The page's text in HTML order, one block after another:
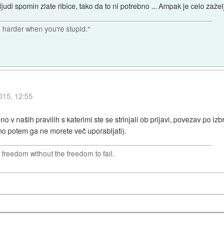
spomin zlate ribice, tako da to ni potrebno ... Ampak je celo
when you're stupid."
12:55
v naših pravilih s katerimi ste se strinjali ob prijavi, povezav po
potem ga ne morete več uporabljati).
without the freedom to fail.